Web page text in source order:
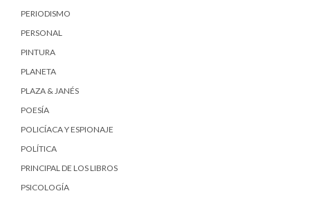
PERIODISMO
PERSONAL
PINTURA
PLANETA
PLAZA & JANÉS
POESÍA
POLICÍACA Y ESPIONAJE
POLÍTICA
PRINCIPAL DE LOS LIBROS
PSICOLOGÍA